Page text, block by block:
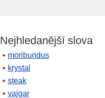
Nejhledanější slova
moribundus
krystal
steak
vajgar